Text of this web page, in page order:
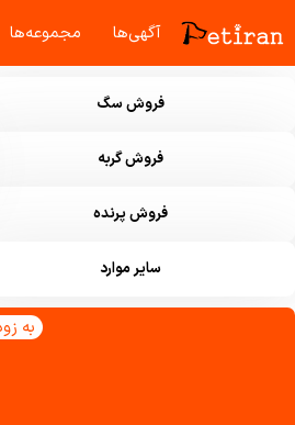
آگهی‌ها مجموعه‌ها
فروش سگ
فروش گربه
فروش پرنده
سایر موارد
به